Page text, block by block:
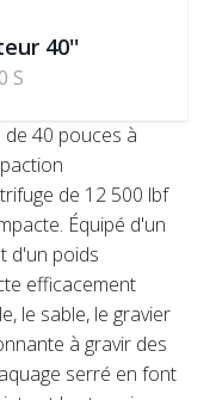
40''
S
40 pouces à
de 12 500 lbf
Équipé d'un
d'un poids
efficacement
le sable, le gravier
à gravir des
serré en font